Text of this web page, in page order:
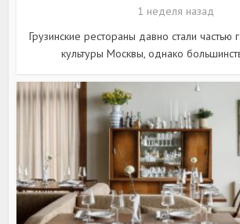
1 неделя назад
Грузинские рестораны давно стали частью
культуры Москвы, однако